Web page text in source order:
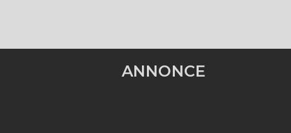
ANNONCE